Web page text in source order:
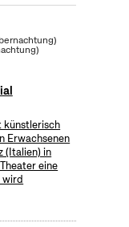
künstlerisch
Erwachsenen
(Italien) in
eine
wird